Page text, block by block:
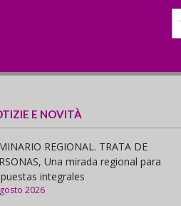
E NOVITÀ
REGIONAL. TRATA DE
Una mirada regional para
integrales
2026